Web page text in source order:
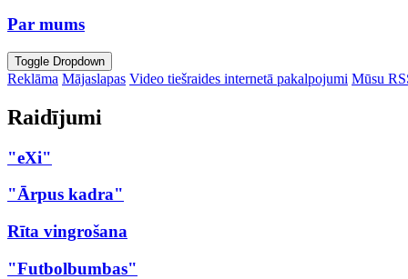
Par mums
Toggle Dropdown
Reklāma Mājaslapas Video tiešraides internetā pakalpojumi Mūsu
Raidījumi
"eXi"
"Ārpus kadra"
Rīta vingrošana
"Futbolbumbas"